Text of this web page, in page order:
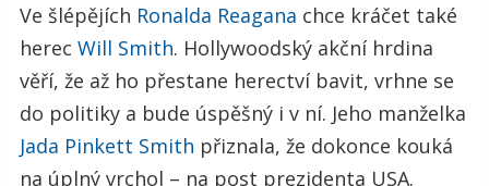
Ve šlépějích Ronalda Reagana chce kráčet také
herec Will Smith. Hollywoodský akční hrdina
věří, že až ho přestane herectví bavit, vrhne se
do politiky a bude úspěšný i v ní. Jeho manželka
Jada Pinkett Smith přiznala, že dokonce kouká
na úplný vrchol – na post prezidenta USA.